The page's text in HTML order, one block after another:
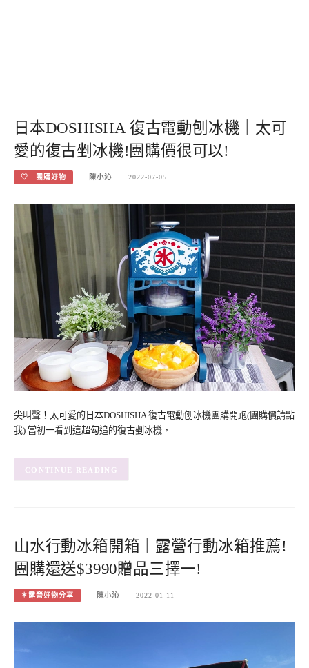
日本DOSHISHA 復古電動刨冰機｜太可
愛的復古剉冰機!團購價很可以!
♡ 團購好物 陳小沁 2022-07-05
尖叫聲！太可愛的日本DOSHISHA 復古電動刨冰機團購開跑(團購價請點
我) 當初一看到這超勾追的復古剉冰機，…
CONTINUE READING
山水行動冰箱開箱｜露營行動冰箱推薦!
團購還送$3990贈品三擇一!
＊露營好物分享 陳小沁 2022-01-11